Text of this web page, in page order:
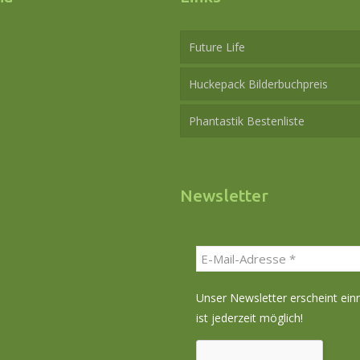
Future Life
Huckepack Bilderbuchpreis
Phantastik Bestenliste
Newsletter
Unser Newsletter erscheint
ist jederzeit möglich!